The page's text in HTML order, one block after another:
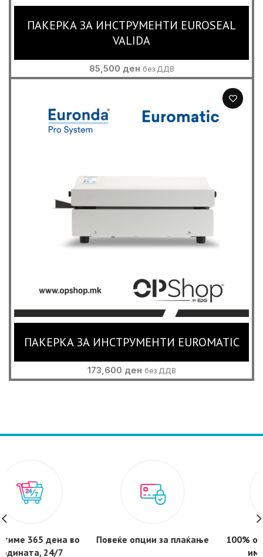
ПАКЕРКА ЗА ИНСТРУМЕНТИ EUROSEAL
VALIDA
85,500 ден без ДДВ
ПАКЕРКА ЗА ИНСТРУМЕНТИ EUROMATIC
173,600 ден без ДДВ
100% од материјалите ги
имаме на лагер
Испорака за 1-3 дена -
бесплатнa за нарачки над